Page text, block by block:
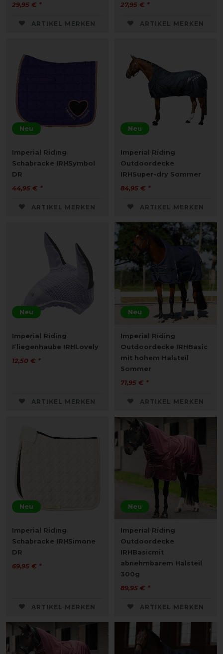
29,95 € *
ARTIKEL MERKEN
27,95 € *
ARTIKEL MERKEN
Neu
Imperial Riding
Schabracke IRHSymbol
DR
44,95 € *
ARTIKEL MERKEN
Neu
Imperial Riding
Outdoordecke
IRHSuper-dry Sommer
84,95 € *
ARTIKEL MERKEN
Neu
Imperial Riding
Fliegenhaube IRHLovely
12,50 € *
ARTIKEL MERKEN
Neu
Imperial Riding
Outdoordecke IRHBasic
mit hohem Halsteil
Sommer
71,95 € *
ARTIKEL MERKEN
Neu
Imperial Riding
Schabracke IRHSimone
DR
69,95 € *
ARTIKEL MERKEN
Neu
Imperial Riding
Outdoordecke
IRHBasicmit
abnehmbarem Halsteil
300g
89,95 € *
ARTIKEL MERKEN